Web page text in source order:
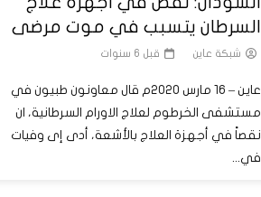
السرطان يتسبب في موت مرضى
شبكة عاين قبل 6 سنوات
عاين – 16 مارس 2020م قال معاونون طبيون في
مستشفى الخرطوم لعلاج الاورام السرطانية، ان
نقصاً في أجهزة العلاج بالأشعة، أدى إى وفيات
في...